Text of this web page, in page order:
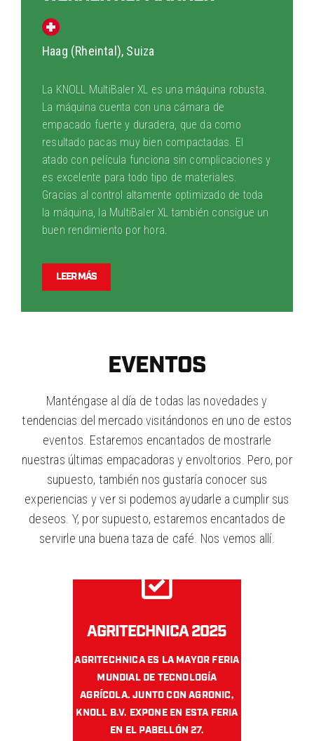
Haag (Rheintal), Suiza
La KNOLL MultiBaler XL es una máquina robusta.
La máquina cuenta con una cámara de
empacado fuerte y duradera, que da como
resultado pacas muy bien compactadas. El
atado con película funciona sin complicaciones y
es excelente para todo tipo de materiales.
Gracias al control altamente optimizado de toda
la máquina, la MultiBaler XL también consigue un
buen rendimiento por hora.
LEER MÁS
EVENTOS
Manténgase al día de todas las novedades y
tendencias del mercado visitándonos en uno de estos
eventos. Estaremos encantados de mostrarle
nuestras últimas empacadoras y envoltorios. Pero, por
supuesto, también nos gustaría conocer sus
experiencias y ver si podemos ayudarle a cumplir sus
deseos. Y, por supuesto, estaremos encantados de
servirle una buena taza de café. Nos vemos allí.
AGRITECHNICA 2025
AGRITECHNICA ES LA MAYOR FERIA
MUNDIAL DE TECNOLOGÍA
AGRÍCOLA. JUNTO CON AGRONIC,
KNOLL B.V. EXPONE EN ESTA FERIA
EN EL PABELLÓN 27.